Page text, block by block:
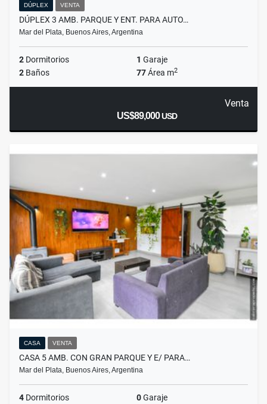
DÚPLEX VENTA
DÚPLEX 3 AMB. PARQUE Y ENT. PARA AUTO…
Mar del Plata, Buenos Aires, Argentina
2 Dormitorios 1 Garaje
2 Baños 77Área m2
Venta
US$89,000USD
CASA VENTA
CASA 5 AMB. CON GRAN PARQUE Y E/ PARA…
Mar del Plata, Buenos Aires, Argentina
4 Dormitorios 0Garaje